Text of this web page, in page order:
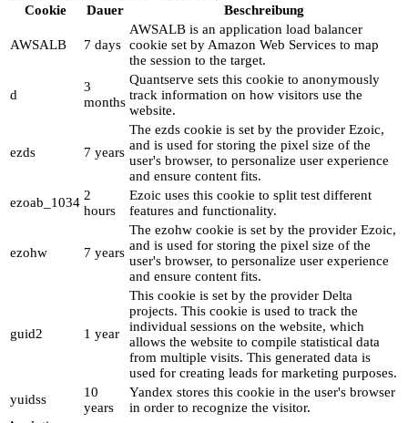
Cookie
Dauer Beschreibung
AWSALB 7 days
AWSALB is an application load balancer
cookie set by Amazon Web Services to map
the session to the target.
d
3
months
Quantserve sets this cookie to anonymously
track information on how visitors use the
website.
ezds 7 years
The ezds cookie is set by the provider Ezoic,
and is used for storing the pixel size of the
user's browser, to personalize user experience
and ensure content fits.
ezoab_1034 2
hours
Ezoic uses this cookie to split test different
features and functionality.
ezohw 7 years
The ezohw cookie is set by the provider Ezoic,
and is used for storing the pixel size of the
user's browser, to personalize user experience
and ensure content fits.
guid2 1 year
This cookie is set by the provider Delta
projects. This cookie is used to track the
individual sessions on the website, which
allows the website to compile statistical data
from multiple visits. This generated data is
used for creating leads for marketing purposes.
yuidss
10
years
Yandex stores this cookie in the user's browser
in order to recognize the visitor.